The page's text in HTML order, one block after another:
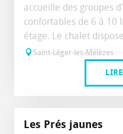
accueille des groupes
confortables de 6 à 10
étage. Le chalet
Saint-Léger-les-Mélèzes
Les Prés jaunes